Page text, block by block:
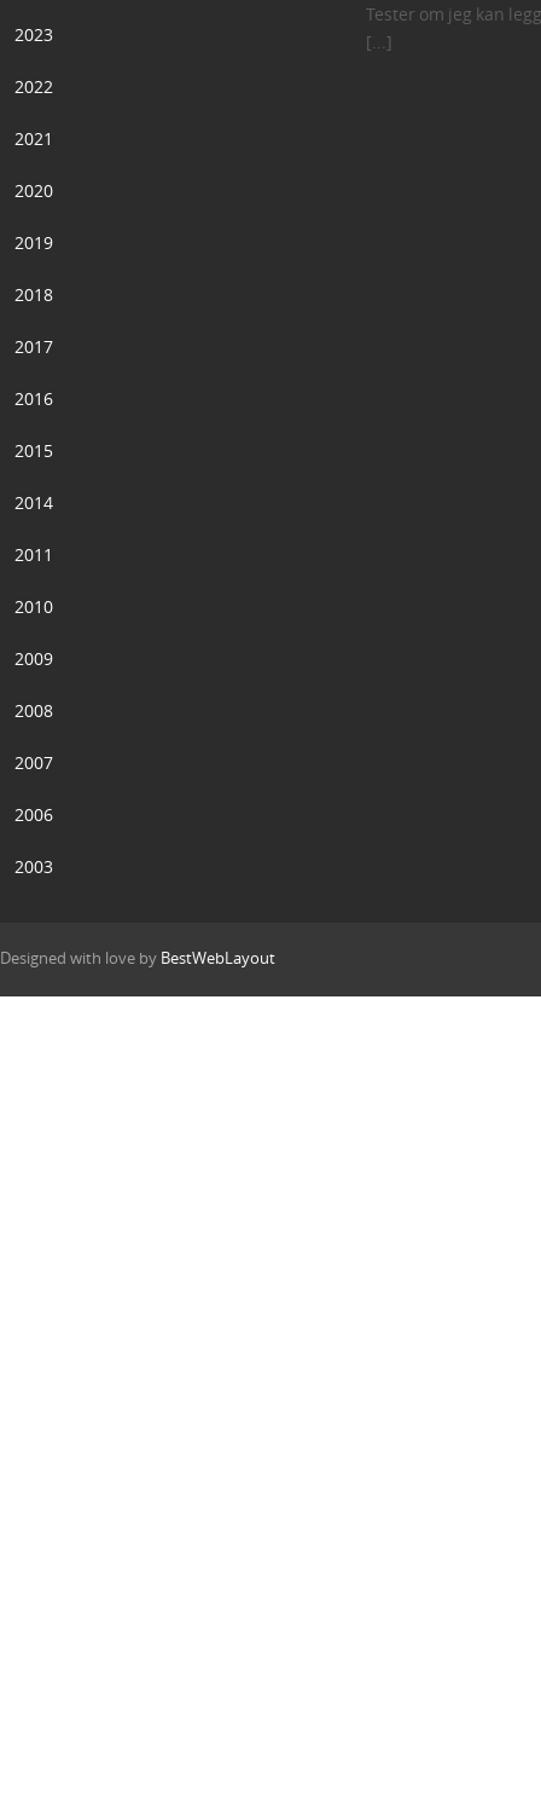
2023
2022
2021
2020
2019
2018
2017
2016
2015
2014
2011
2010
2009
2008
2007
2006
2003
Tester om jeg kan
[...]
Designed with love by BestWebLayout